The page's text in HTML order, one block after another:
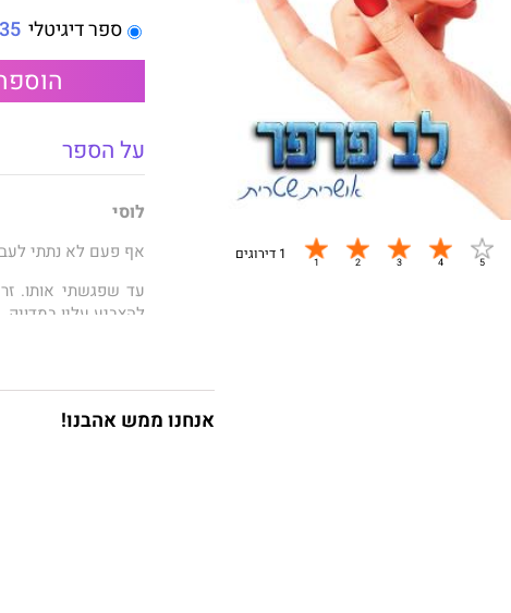
1 דירוגים
ספר דיגיטלי 35 ₪
על הספר
לוסי
אף פעם לא נתתי
עד שפגשתי אותו.
להצביע עליו במדויק.
שיחצוץ בינינו.
הוא לא מסוגל
אנחנו ממש אהבנו!